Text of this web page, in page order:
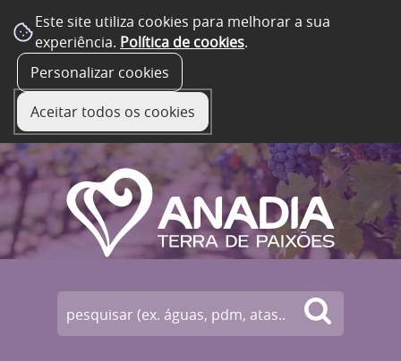
Este site utiliza cookies para melhorar a sua
experiência. Política de cookies.
Personalizar cookies
Aceitar todos os cookies